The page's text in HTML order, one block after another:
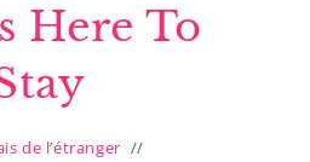
Here To
de l’étranger